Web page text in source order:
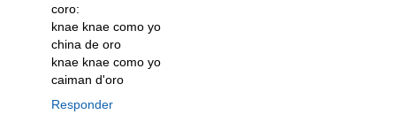
coro:
knae knae como yo
china de oro
knae knae como yo
caiman d'oro
Responder